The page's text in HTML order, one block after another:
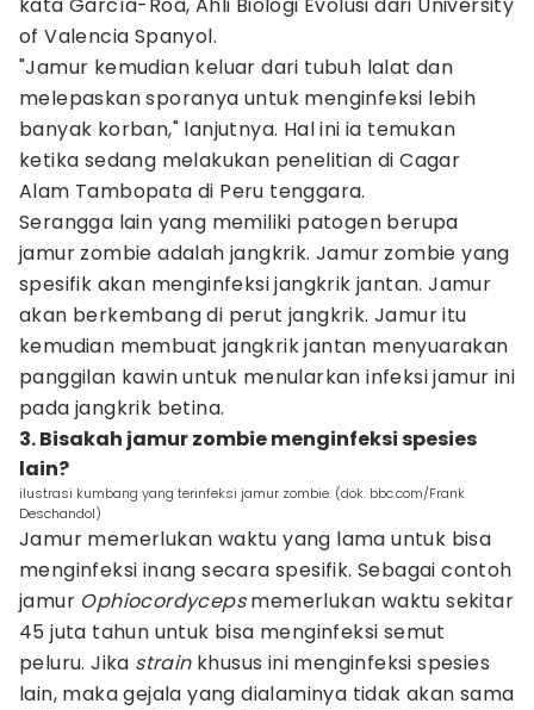
of Valencia Spanyol.
"Jamur kemudian keluar dari tubuh lalat dan
melepaskan sporanya untuk menginfeksi lebih
banyak korban," lanjutnya. Hal ini ia temukan
ketika sedang melakukan penelitian di Cagar
Alam Tambopata di Peru tenggara.
Serangga lain yang memiliki patogen berupa
jamur zombie adalah jangkrik. Jamur zombie yang
spesifik akan menginfeksi jangkrik jantan. Jamur
akan berkembang di perut jangkrik. Jamur itu
kemudian membuat jangkrik jantan menyuarakan
panggilan kawin untuk menularkan infeksi jamur ini
pada jangkrik betina.
3. Bisakah jamur zombie menginfeksi spesies
lain?
ilustrasi kumbang yang terinfeksi jamur zombie. (dok. bbc.com/Frank
Deschandol)
Jamur memerlukan waktu yang lama untuk bisa
menginfeksi inang secara spesifik. Sebagai contoh
jamur Ophiocordycepsmemerlukan waktu sekitar
45 juta tahun untuk bisa menginfeksi semut
peluru. Jika strainkhusus ini menginfeksi spesies
lain, maka gejala yang dialaminya tidak akan sama